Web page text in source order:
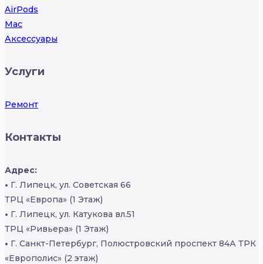
AirPods
Mac
Аксессуары
Услуги
Ремонт
Контакты
Адрес:
• Г. Липецк, ул. Советская 66
ТРЦ «Европа» (1 Этаж)
• Г. Липецк, ул. Катукова вл.51
ТРЦ «Ривьера» (1 Этаж)
• Г. Санкт-Петербург, Полюстровский проспект 84А ТРК
«Европолис» (2 этаж)